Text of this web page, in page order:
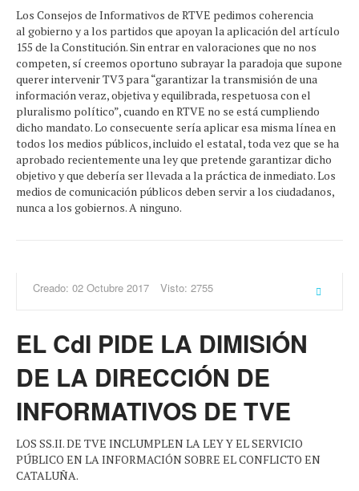
Los Consejos de Informativos de RTVE pedimos coherencia
al gobierno y a los partidos que apoyan la aplicación del artículo
155 de la Constitución. Sin entrar en valoraciones que no nos
competen, sí creemos oportuno subrayar la paradoja que supone
querer intervenir TV3 para “garantizar la transmisión de una
información veraz, objetiva y equilibrada, respetuosa con el
pluralismo político”, cuando en RTVE no se está cumpliendo
dicho mandato. Lo consecuente sería aplicar esa misma línea en
todos los medios públicos, incluido el estatal, toda vez que se ha
aprobado recientemente una ley que pretende garantizar dicho
objetivo y que debería ser llevada a la práctica de inmediato. Los
medios de comunicación públicos deben servir a los ciudadanos,
nunca a los gobiernos. A ninguno.
Creado: 02 Octubre 2017 Visto: 2755
EL CdI PIDE LA DIMISIÓN
DE LA DIRECCIÓN DE
INFORMATIVOS DE TVE
LOS SS.II. DE TVE INCLUMPLEN LA LEY Y EL SERVICIO
PÚBLICO EN LA INFORMACIÓN SOBRE EL CONFLICTO EN
CATALUÑA.